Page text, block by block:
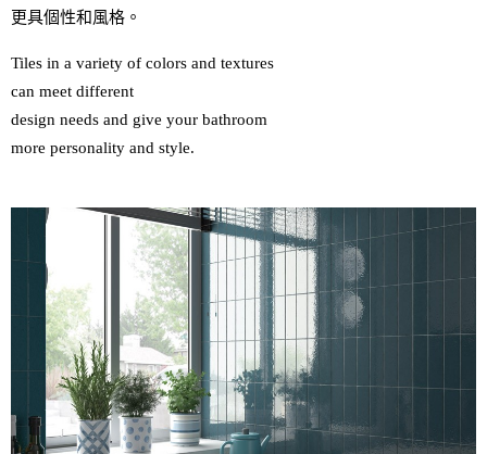
更具個性和風格。
Tiles in a variety of colors and textures
can meet different
design needs and give your bathroom
more personality and style.